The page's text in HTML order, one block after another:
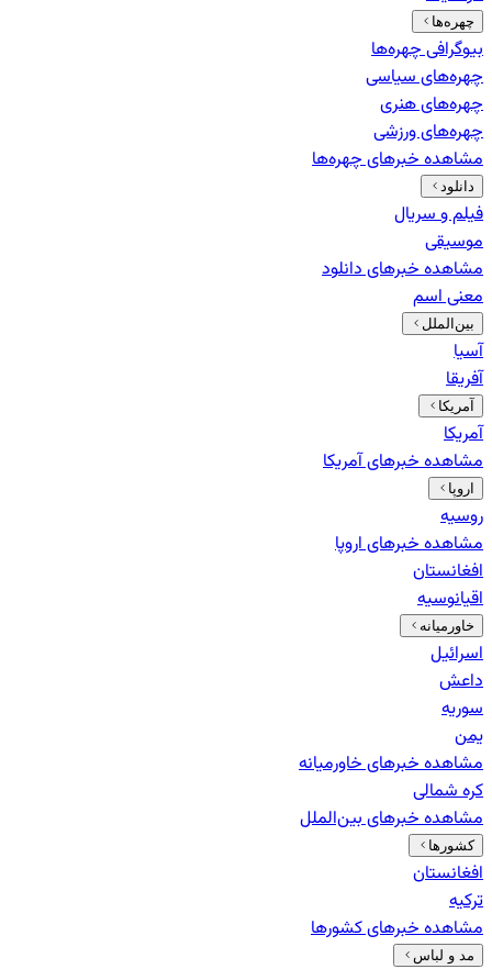
چهره‌ها
بیوگرافی چهره‌ها
چهره‌های سیاسی
چهره‌های هنری
چهره‌های ورزشی
مشاهده خبرهایچهره‌ها
دانلود
فیلم و سریال
موسیقی
مشاهده خبرهایدانلود
معنی اسم
بین‌الملل
آسیا
آفریقا
آمریکا
آمریکا
مشاهده خبرهایآمریکا
اروپا
روسیه
مشاهده خبرهایاروپا
افغانستان
اقیانوسیه
خاورمیانه
اسرائیل
داعش
سوریه
یمن
مشاهده خبرهایخاورمیانه
کره شمالی
مشاهده خبرهایبین‌الملل
کشورها
افغانستان
ترکیه
مشاهده خبرهایکشورها
مد و لباس